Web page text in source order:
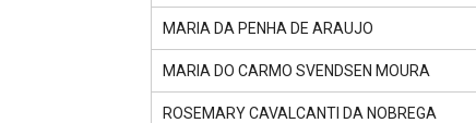
MARIA DA PENHA DE ARAUJO
MARIA DO CARMO SVENDSEN MOURA
ROSEMARY CAVALCANTI DA NOBREGA